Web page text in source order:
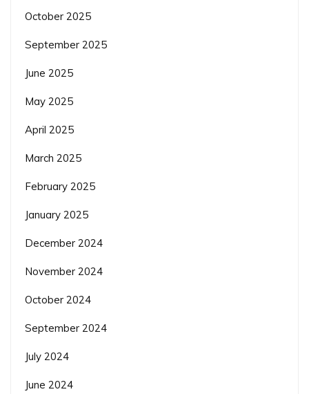
October 2025
September 2025
June 2025
May 2025
April 2025
March 2025
February 2025
January 2025
December 2024
November 2024
October 2024
September 2024
July 2024
June 2024